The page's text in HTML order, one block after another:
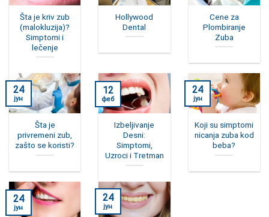
Šta je kriv zub
(malokluzija)?
Simptomi i
lečenje
Hollywood
Dental
Cene za
Plombiranje
Zuba
Šta je
privremeni zub,
zašto se koristi?
24
јун
Izbeljivanje
Desni:
Simptomi,
Uzroci i Tretman
12
феб
Koji su simptomi
nicanja zuba kod
beba?
24
јун
24
јун
24
јун